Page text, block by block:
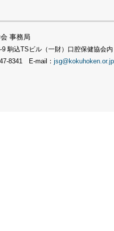
事務局
駒込TSビル（一財）口腔保健協会内
8341 E-mail： jsg@kokuhoken.or.jp